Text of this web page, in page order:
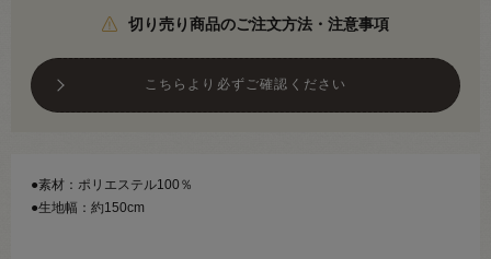
切り売り商品のご注文方法・注意事項
こちらより必ずご確認ください
●素材：ポリエステル100％
●生地幅：約150cm